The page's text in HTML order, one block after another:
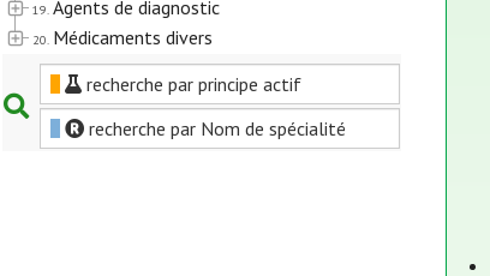
19. Agents de diagnostic
20. Médicaments divers
recherche par principe actif
recherche par Nom de spécialité